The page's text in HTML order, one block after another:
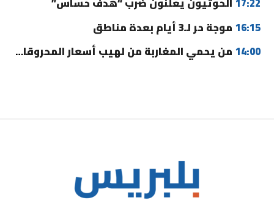
16:15 موجة حر لـ3 أيام بعدة مناطق
14:00 من يحمي المغاربة من لهيب أسعار المحروقات؟